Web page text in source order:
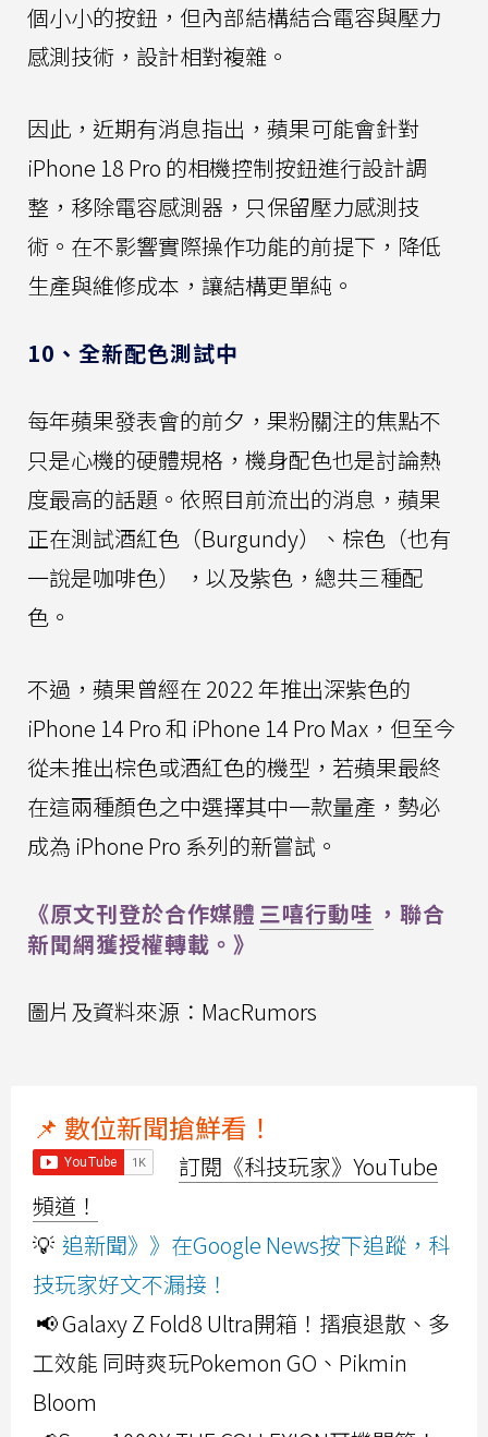
個小小的按鈕，但內部結構結合電容與壓力
感測技術，設計相對複雜。
因此，近期有消息指出，蘋果可能會針對
iPhone 18 Pro 的相機控制按鈕進行設計調
整，移除電容感測器，只保留壓力感測技
術。在不影響實際操作功能的前提下，降低
生產與維修成本，讓結構更單純。
10、全新配色測試中
每年蘋果發表會的前夕，果粉關注的焦點不
只是心機的硬體規格，機身配色也是討論熱
度最高的話題。依照目前流出的消息，蘋果
正在測試酒紅色（Burgundy）、棕色（也有
一說是咖啡色） ，以及紫色，總共三種配
色。
不過，蘋果曾經在 2022 年推出深紫色的
iPhone 14 Pro 和 iPhone 14 Pro Max，但至今
從未推出棕色或酒紅色的機型，若蘋果最終
在這兩種顏色之中選擇其中一款量產，勢必
成為 iPhone Pro 系列的新嘗試。
《原文刊登於合作媒體 三嘻行動哇 ，聯合
新聞網獲授權轉載。》
圖片及資料來源：MacRumors
📌 數位新聞搶鮮看！
訂閱《科技玩家》YouTube
頻道！
💡 追新聞》》在Google News按下追蹤，科
技玩家好文不漏接！
📢 Galaxy Z Fold8 Ultra開箱！摺痕退散、多
工效能 同時爽玩Pokemon GO、Pikmin
Bloom